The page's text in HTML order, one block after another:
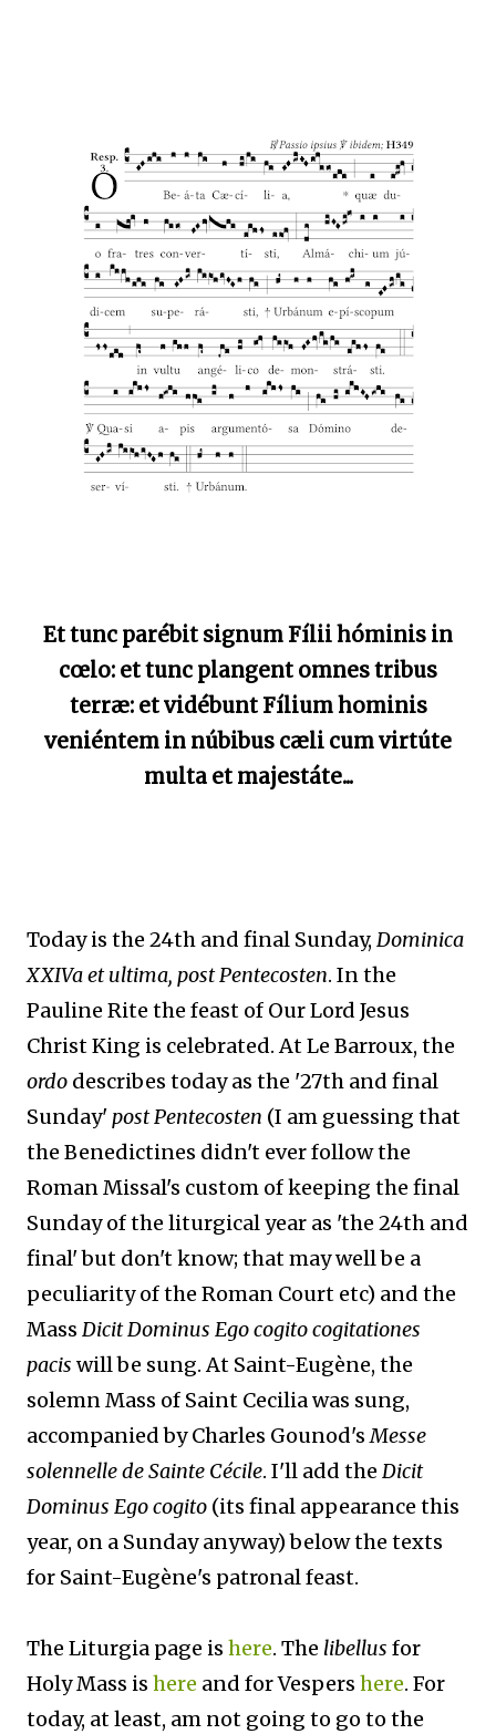
Et tunc parébit signum Fílii hóminis in
cœlo: et tunc plangent omnes tribus
terræ: et vidébunt Fílium hominis
veniéntem in núbibus cæli cum virtúte
multa et majestáte...
Today is the 24th and final Sunday, Dominica
XXIVa et ultima, post Pentecosten. In the
Pauline Rite the feast of Our Lord Jesus
Christ King is celebrated. At Le Barroux, the
ordo describes today as the '27th and final
Sunday' post Pentecosten (I am guessing that
the Benedictines didn't ever follow the
Roman Missal's custom of keeping the final
Sunday of the liturgical year as 'the 24th and
final' but don't know; that may well be a
peculiarity of the Roman Court etc) and the
Mass Dicit Dominus Ego cogito cogitationes
pacis will be sung. At Saint-Eugène, the
solemn Mass of Saint Cecilia was sung,
accompanied by Charles Gounod's Messe
solennelle de Sainte Cécile. I'll add the Dicit
Dominus Ego cogito (its final appearance this
year, on a Sunday anyway) below the texts
for Saint-Eugène's patronal feast.
The Liturgia page is here. The libellus for
Holy Mass is here and for Vespers here. For
today, at least, am not going to go to the